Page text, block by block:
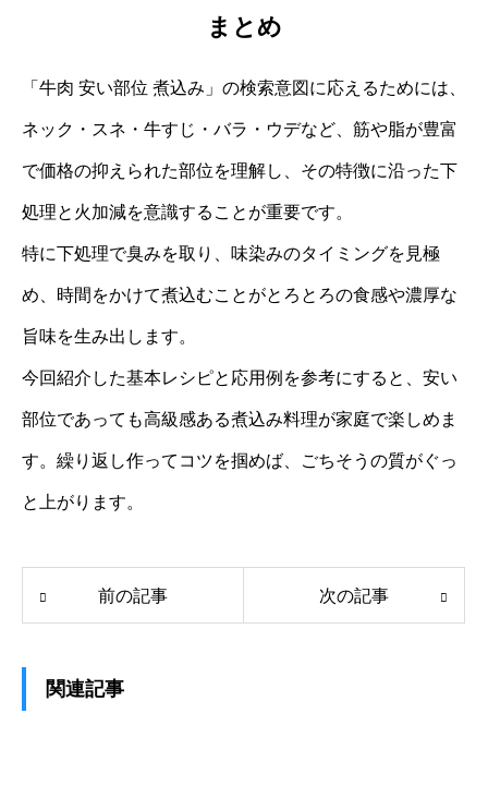
まとめ
「牛肉 安い部位 煮込み」の検索意図に応えるためには、
ネック・スネ・牛すじ・バラ・ウデなど、筋や脂が豊富
で価格の抑えられた部位を理解し、その特徴に沿った下
処理と火加減を意識することが重要です。
特に下処理で臭みを取り、味染みのタイミングを見極
め、時間をかけて煮込むことがとろとろの食感や濃厚な
旨味を生み出します。
今回紹介した基本レシピと応用例を参考にすると、安い
部位であっても高級感ある煮込み料理が家庭で楽しめま
す。繰り返し作ってコツを掴めば、ごちそうの質がぐっ
と上がります。
前の記事 次の記事
関連記事